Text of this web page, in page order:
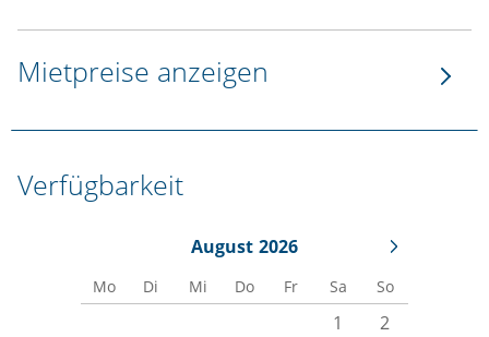
Mietpreise anzeigen
Verfügbarkeit
August 2026
Mo Di Mi Do Fr Sa So
1
2